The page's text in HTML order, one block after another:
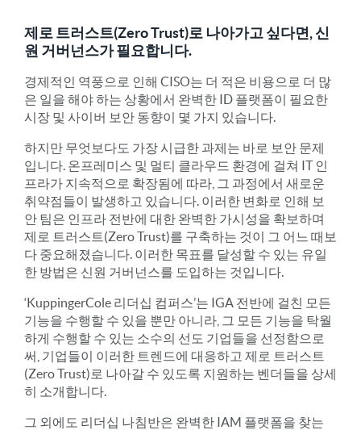
제로 트러스트(Zero Trust)로 나아가고 싶다면, 신
원 거버넌스가 필요합니다.
경제적인 역풍으로 인해 CISO는 더 적은 비용으로 더 많
은 일을 해야 하는 상황에서 완벽한 ID 플랫폼이 필요한
시장 및 사이버 보안 동향이 몇 가지 있습니다.
하지만 무엇보다도 가장 시급한 과제는 바로 보안 문제
입니다. 온프레미스 및 멀티 클라우드 환경에 걸쳐 IT 인
프라가 지속적으로 확장됨에 따라, 그 과정에서 새로운
취약점들이 발생하고 있습니다. 이러한 변화로 인해 보
안 팀은 인프라 전반에 대한 완벽한 가시성을 확보하며
제로 트러스트(Zero Trust)를 구축하는 것이 그 어느 때보
다 중요해졌습니다. 이러한 목표를 달성할 수 있는 유일
한 방법은 신원 거버넌스를 도입하는 것입니다.
‘KuppingerCole 리더십 컴퍼스’는 IGA 전반에 걸친 모든
기능을 수행할 수 있을 뿐만 아니라, 그 모든 기능을 탁월
하게 수행할 수 있는 소수의 선도 기업들을 선정함으로
써, 기업들이 이러한 트렌드에 대응하고 제로 트러스트
(Zero Trust)로 나아갈 수 있도록 지원하는 벤더들을 상세
히 소개합니다.
그 외에도 리더십 나침반은 완벽한 IAM 플랫폼을 찾는